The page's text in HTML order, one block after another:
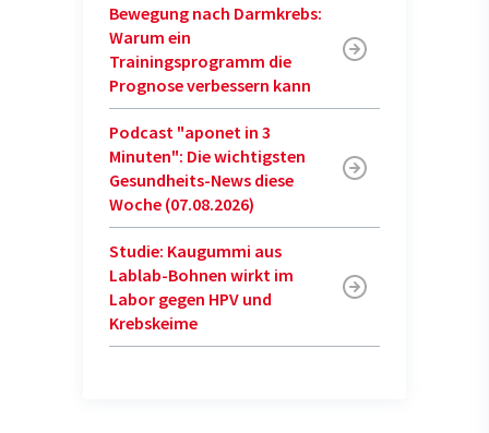
Bewegung nach Darmkrebs:
Warum ein
Trainingsprogramm die
Prognose verbessern kann
Podcast "aponet in 3
Minuten": Die wichtigsten
Gesundheits-News diese
Woche (07.08.2026)
Studie: Kaugummi aus
Lablab-Bohnen wirkt im
Labor gegen HPV und
Krebskeime